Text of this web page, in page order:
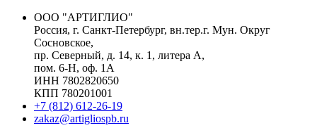
ООО "АРТИГЛИО"
Россия, г. Санкт-Петербург, вн.тер.г. Мун. Округ
Сосновское,
пр. Северный, д. 14, к. 1, литера А,
пом. 6-Н, оф. 1А
ИНН 7802820650
КПП 780201001
+7 (812) 612-26-19
zakaz@artigliospb.ru